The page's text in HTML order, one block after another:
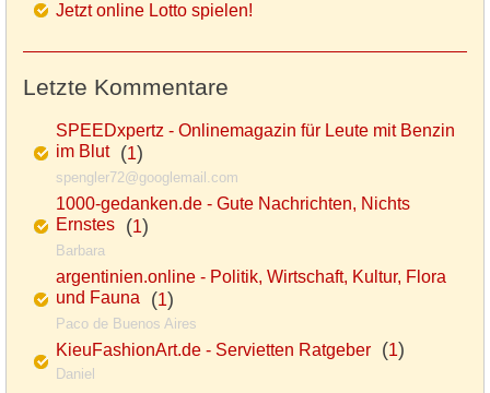
Jetzt online Lotto spielen!
Letzte Kommentare
SPEEDxpertz - Onlinemagazin für Leute mit Benzin
im Blut(1)
spengler72@googlemail.com
1000-gedanken.de - Gute Nachrichten, Nichts
Ernstes (1)
Barbara
argentinien.online - Politik, Wirtschaft, Kultur, Flora
und Fauna (1)
Paco de Buenos Aires
KieuFashionArt.de - Servietten Ratgeber (1)
Daniel